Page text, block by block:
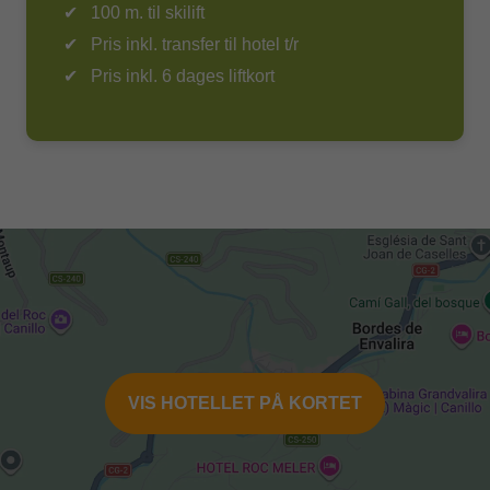
1685 kr. for 6 dage (afhængigt af høj/lav sæson)
17-75 år: Liftkort Granvalira ski området koster 1825-
75-? år: Liftkort til Granvalira ski området er gratis (Oplys
Tilkøb af udstyr tilvælges under booking af rejsen:
Transport af eget skiudstyr tur/retur 675 kr
Skistøvle leje 6 dage 275 kr
Ski leje 6 dage 575 kr
Skistøvler + ski leje 6 dage 650 kr
Snowboard leje 6 dage 725 kr
Støvler (til snowboard) leje 6 dage 275 kr
100 m. til skilift
Pris inkl. transfer til hotel t/r
Pris inkl. 6 dages liftkort
VIS HOTELLET PÅ KORTET